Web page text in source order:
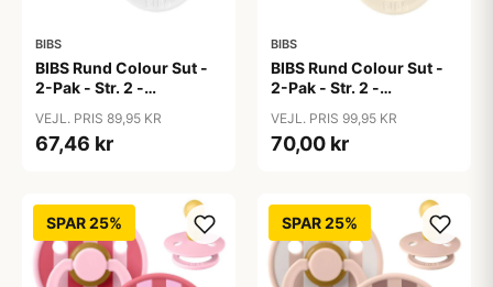
BIBS
BIBS Rund Colour Sut -
2-Pak - Str. 2 -
Black/White
VEJL. PRIS 89,95 KR
67,46 kr
BIBS
BIBS Rund Colour Sut -
2-Pak - Str. 2 -
Studio - Baby Blue/Dusty
Blue Mix
VEJL. PRIS 99,95 KR
70,00 kr
SPAR 25% SPAR 25%